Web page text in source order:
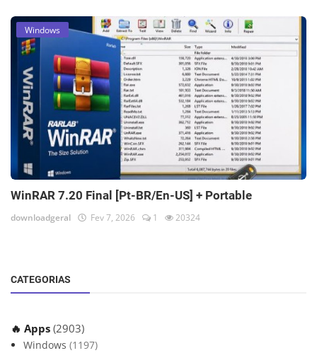
Windows
WinRAR 7.20 Final [Pt-BR/En-US] + Portable
downloadgeral Fev 7, 2026 1 20324
CATEGORIAS
🔥 Apps (2903)
Windows (1197)